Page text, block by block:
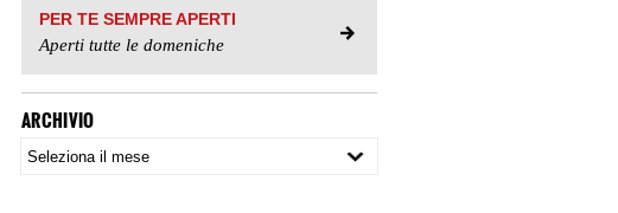
PER TE SEMPRE APERTI
Aperti tutte le domeniche
ARCHIVIO